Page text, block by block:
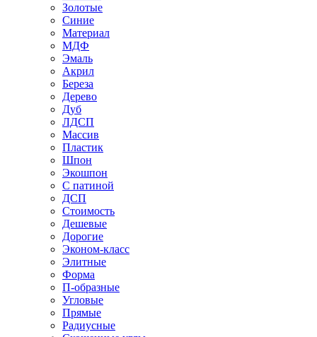
Золотые
Синие
Материал
МДФ
Эмаль
Акрил
Береза
Дерево
Дуб
ЛДСП
Массив
Пластик
Шпон
Экошпон
С патиной
ДСП
Стоимость
Дешевые
Дорогие
Эконом-класс
Элитные
Форма
П-образные
Угловые
Прямые
Радиусные